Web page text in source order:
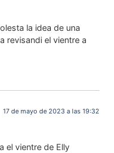
la idea de una
revisandi el vientre a
17 de mayo de 2023 a las 19:32
el vientre de Elly